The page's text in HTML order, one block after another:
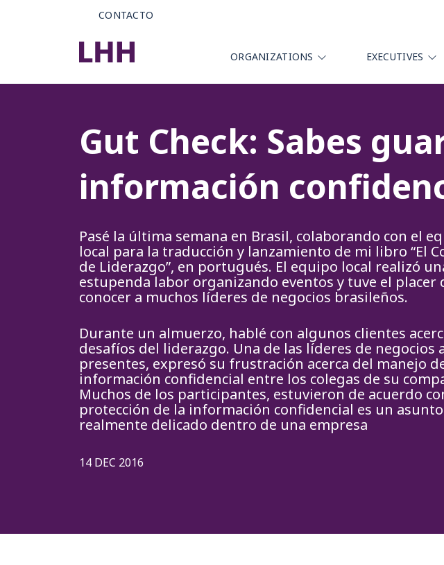
CONTACTO
ORGANIZATIONS EXECUTIVES
Gut Check: Sabes
información
Pasé la última semana en Brasil, colaborando con el
local para la traducción y lanzamiento de mi libro “El
de Liderazgo”, en portugués. El equipo local realizó
estupenda labor organizando eventos y tuve el placer
conocer a muchos líderes de negocios brasileños.
Durante un almuerzo, hablé con algunos clientes
desafíos del liderazgo. Una de las líderes de negocios
presentes, expresó su frustración acerca del manejo
información confidencial entre los colegas de su
Muchos de los participantes, estuvieron de acuerdo
protección de la información confidencial es un asunto
realmente delicado dentro de una empresa
14 DEC 2016